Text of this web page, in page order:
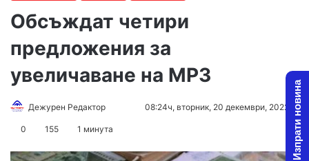
Обсъждат четири
предложения за
увеличаване на МРЗ
Дежурен Редактор
Send08:24ч, вторник, 20 декември, 2022
0 155 1 минута Изпрати новина